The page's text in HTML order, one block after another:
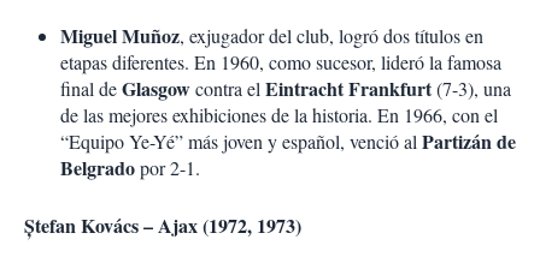
Miguel Muñoz, exjugador del club, logró dos títulos en
etapas diferentes. En 1960, como sucesor, lideró la famosa
final deGlasgowcontra el Eintracht Frankfurt(7-3), una
de las mejores exhibiciones de la historia. En 1966, con el
“Equipo Ye-Yé” más joven y español, venció al Partizán de
Belgradopor 2-1.
Ștefan Kovács – Ajax (1972, 1973)